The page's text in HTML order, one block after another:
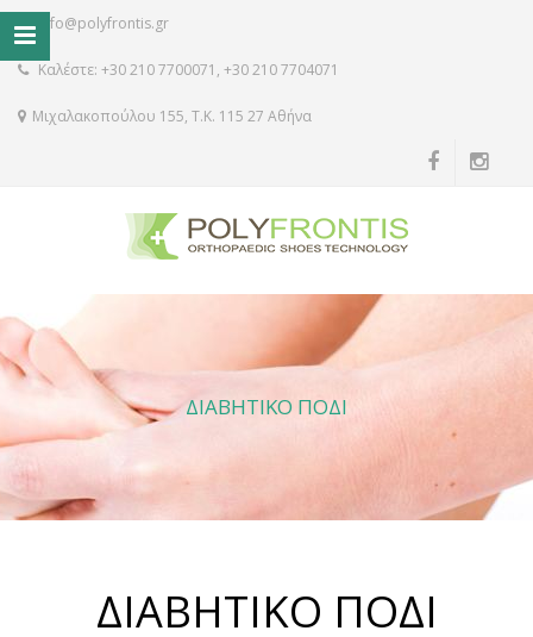
info@polyfrontis.gr
Καλέστε: +30 210 7700071, +30 210 7704071
Μιχαλακοπούλου 155, Τ.Κ. 115 27 Αθήνα
ΔΙΑΒΗΤΙΚΟ ΠΟΔΙ
ΔΙΑΒΗΤΙΚΟ ΠΟΔΙ